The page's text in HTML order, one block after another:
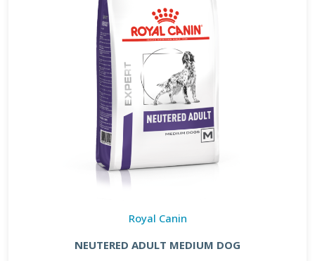
Royal Canin
NEUTERED ADULT MEDIUM DOG